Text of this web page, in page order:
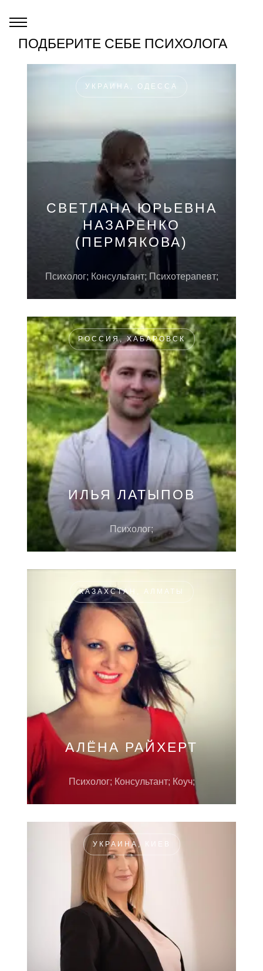
ПОДБЕРИТЕ СЕБЕ ПСИХОЛОГА
УКРАИНА, ОДЕССА
СВЕТЛАНА ЮРЬЕВНА
НАЗАРЕНКО
(ПЕРМЯКОВА)
Психолог; Консультант; Психотерапевт;
РОССИЯ, ХАБАРОВСК
ИЛЬЯ ЛАТЫПОВ
Психолог;
КАЗАХСТАН, АЛМАТЫ
АЛЁНА РАЙХЕРТ
Психолог; Консультант; Коуч;
УКРАИНА, КИЕВ